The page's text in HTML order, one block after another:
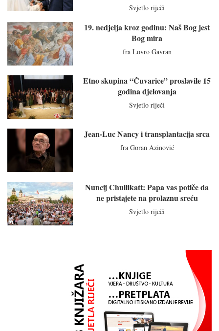
Svjetlo riječi
19. nedjelja kroz godinu: Naš Bog jest
Bog mira
fra Lovro Gavran
Etno skupina “Čuvarice” proslavile 15
godina djelovanja
Svjetlo riječi
Jean-Luc Nancy i transplantacija srca
fra Goran Azinović
Nuncij Chullikatt: Papa vas potiče da
ne pristajete na prolaznu sreću
Svjetlo riječi